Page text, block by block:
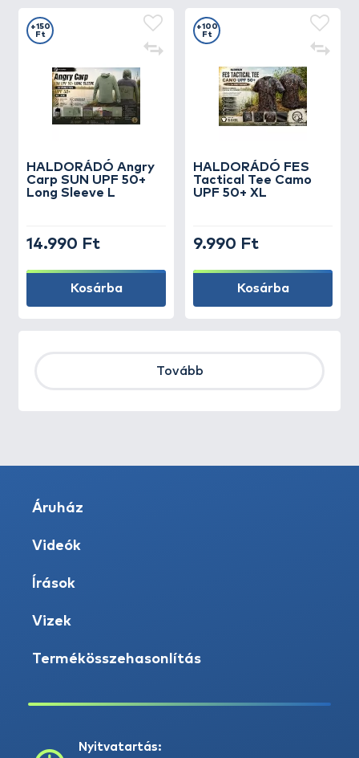
HALDORÁDÓ Angry
Carp SUN UPF 50+
Long Sleeve L
+150
Ft
14.990 Ft
Kosárba
HALDORÁDÓ FES
Tactical Tee Camo
UPF 50+ XL
+100
Ft
9.990 Ft
Kosárba
Tovább
Áruház
Videók
Írások
Vizek
Termékösszehasonlítás
Nyitvatartás: